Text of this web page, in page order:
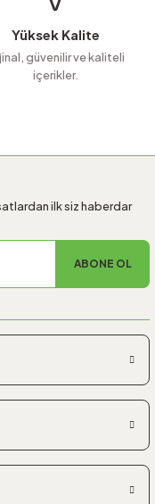
Yüksek Kalite
güvenilir ve kaliteli
içerikler.
ilk siz haberdar
ABONE OL